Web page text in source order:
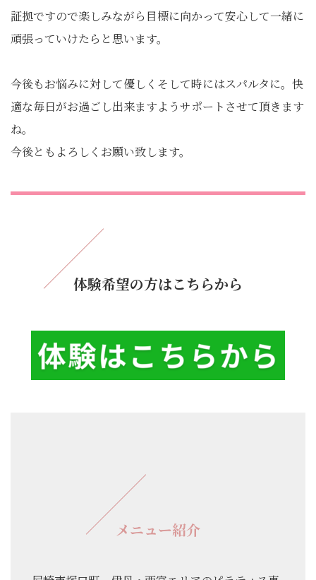
証拠ですので楽しみながら目標に向かって安心して一緒に
頑張っていけたらと思います。
今後もお悩みに対して優しくそして時にはスパルタに。快
適な毎日がお過ごし出来ますようサポートさせて頂きます
ね。
今後ともよろしくお願い致します。
体験希望の方はこちらから
メニュー紹介